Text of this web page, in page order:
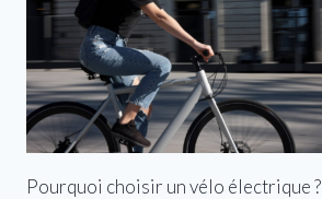
Pourquoi choisir un vélo électrique ?